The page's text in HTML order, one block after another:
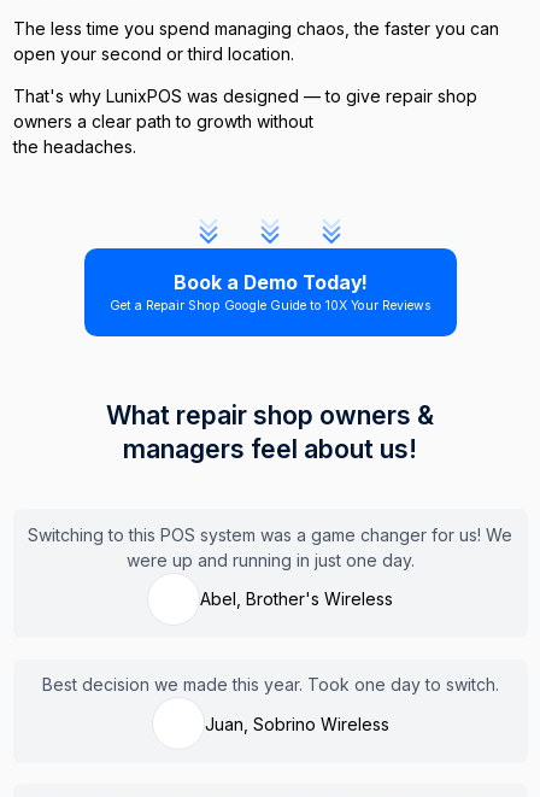
The less time you spend managing chaos, the faster you can
open your second or third location.
That's why LunixPOS was designed — to give repair shop
owners a clear path to growth without
the headaches.
Book a Demo Today!
Get a Repair Shop Google Guide to 10X Your Reviews
What repair shop owners &
managers feel about us!
Switching to this POS system was a game changer for us! We
were up and running in just one day.
Abel, Brother's Wireless
Best decision we made this year. Took one day to switch.
Juan, Sobrino Wireless